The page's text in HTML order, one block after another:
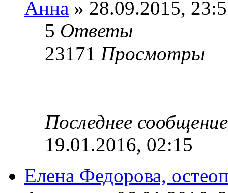
Анна » 28.09.2015,
5 Ответы
23171 Просмотры
Последнее
19.01.2016, 02:15
Елена Федорова,